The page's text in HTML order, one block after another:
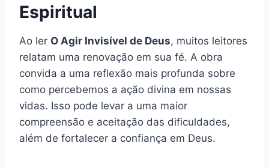
Espiritual
Ao ler O Agir Invisível de Deus, muitos leitores
relatam uma renovação em sua fé. A obra
convida a uma reflexão mais profunda sobre
como percebemos a ação divina em nossas
vidas. Isso pode levar a uma maior
compreensão e aceitação das dificuldades,
além de fortalecer a confiança em Deus.